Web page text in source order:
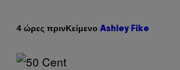
4 ώρες πρινΚείμενο Ashley Fike